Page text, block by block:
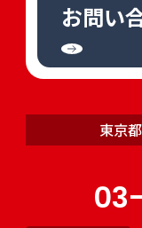
お問い
東京